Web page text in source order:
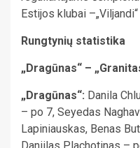
Estijos klubai –„Viljandi“
Rungtynių statistika
„Dragūnas“ –
„Dragūnas“: Danila
– po 7, Seyedas
Lapiniauskas, Benas
Daniilas Plachotinas –